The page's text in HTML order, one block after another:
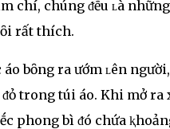
chí, chúng ᵭḕu ʟà
rất thích.
áo bȏng ra ướm ʟên
trong túi áo. Khi mở ra
phong bì ᵭó chứa